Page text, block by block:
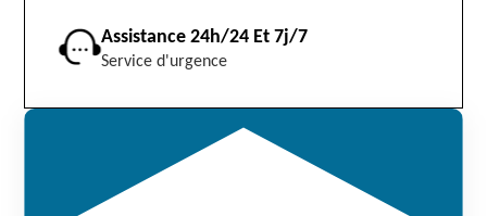
Assistance 24h/24 Et 7j/7
Service d'urgence